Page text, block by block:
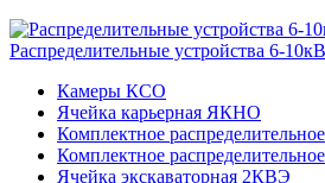
Распределительные устройства 6-10кВ
Камеры КСО
Ячейка карьерная ЯКНО
Комплектное
Комплектное
Ячейка экскаваторная 2КВЭ